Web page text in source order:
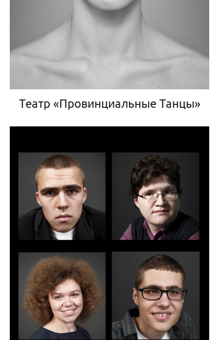
Театр «Провинциальные Танцы»